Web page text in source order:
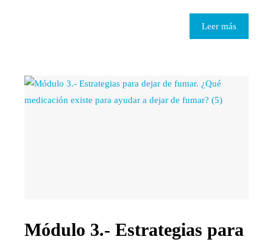
Leer más
Módulo 3.- Estrategias para